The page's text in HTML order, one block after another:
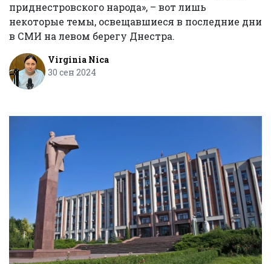
приднестровского народа», – вот лишь
некоторые темы, освещавшиеся в последние дни
в СМИ на левом берегу Днестра.
Virginia Nica
30 сен 2024